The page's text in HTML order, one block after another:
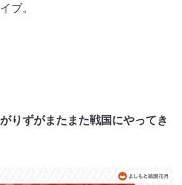
ブ。
りずがまたまた戦国にやってき